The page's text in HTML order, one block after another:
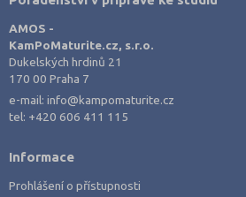
AMOS -
KamPoMaturite.cz, s.r.o.
Dukelských hrdinů 21
170 00 Praha 7
e-mail:info@kampomaturite.cz
tel: +420 606 411 115
Informace
Prohlášení o přístupnosti